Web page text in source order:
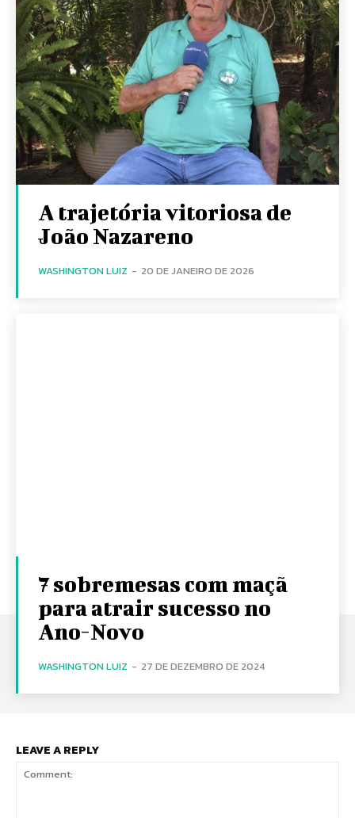
A trajetória vitoriosa de
João Nazareno
WASHINGTON LUIZ - 20 DE JANEIRO DE 2026
7 sobremesas com maçã
para atrair sucesso no
Ano-Novo
WASHINGTON LUIZ - 27 DE DEZEMBRO DE 2024
LEAVE A REPLY